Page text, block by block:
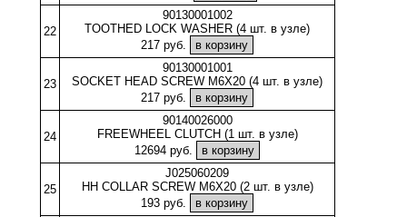
22
90130001002
TOOTHED LOCK WASHER (4 шт. в узле)
217 руб.
23
90130001001
SOCKET HEAD SCREW M6X20 (4 шт. в узле)
217 руб.
24
90140026000
FREEWHEEL CLUTCH (1 шт. в узле)
12694 руб.
25
J025060209
HH COLLAR SCREW M6X20 (2 шт. в узле)
193 руб.